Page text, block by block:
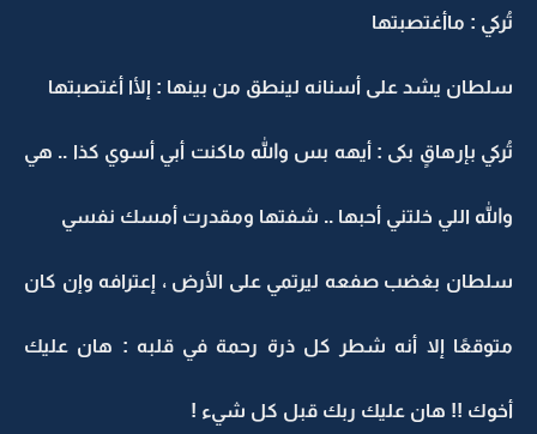
تُركي : ماأغتصبتها
سلطان يشد على أسنانه لينطق من بينها : إلأا أغتصبتها
تُركي بإرهاقٍ بكى : أيهه بس والله ماكنت أبي أسوي كذا .. هي
والله اللي خلتني أحبها .. شفتها ومقدرت أمسك نفسي
سلطان بغضب صفعه ليرتمي على الأرض ، إعترافه وإن كان
متوقعًا إلا أنه شطر كل ذرة رحمة في قلبه : هان عليك
أخوك !! هان عليك ربك قبل كل شيء !